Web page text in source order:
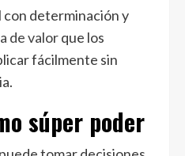
con determinación y
de valorque los
fácilmente sin
súper poder